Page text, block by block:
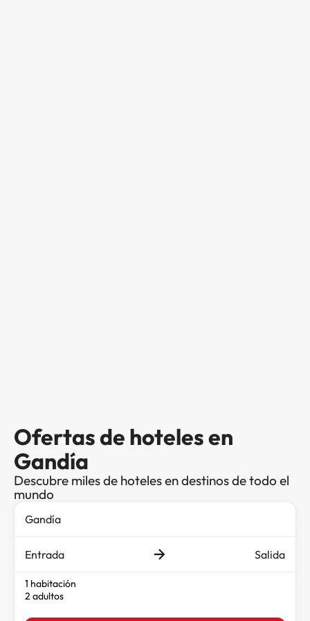
Ofertas de hoteles en
Gandía
Descubre miles de hoteles en destinos de todo el
mundo
Entrada Salida
1 habitación
2 adultos